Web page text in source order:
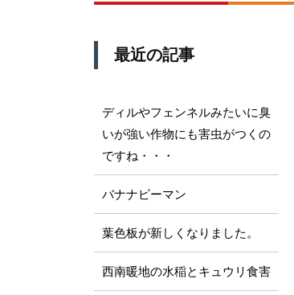
最近の記事
ディルやフェンネルみたいに臭
いが強い作物にも害虫がつくの
ですね・・・
バナナピーマン
葉色板が新しくなりました。
西南暖地の水稲とキュウリ食害